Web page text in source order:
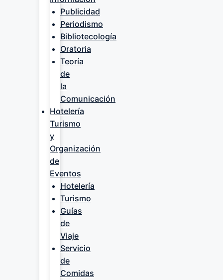
Publicidad
Periodismo
Bibliotecología
Oratoria
Teoría
de
la
Comunicación
Hotelería
Turismo
y
Organización
de
Eventos
Hotelería
Turismo
Guías
de
Viaje
Servicio
de
Comidas